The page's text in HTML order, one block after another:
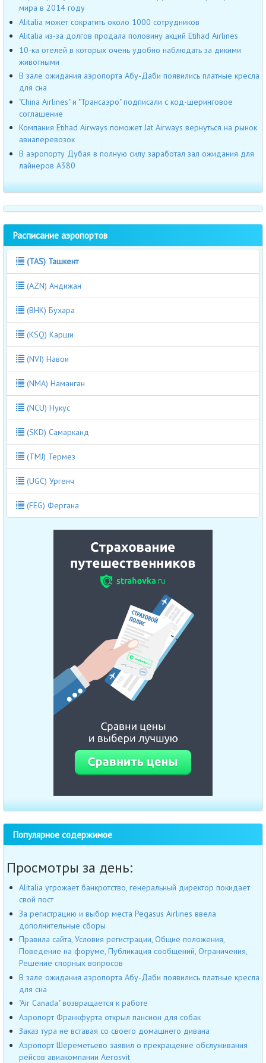
мира в 2014 году
Alitalia может сократить около 1000 сотрудников
Alitalia из-за долгов продала половину акций Etihad Airlines
10-ка отелей в которых очень удобно наблюдать за дикими
животными
В зале ожидания аэропорта Абу-Даби появились платные кресла
для сна
"China Airlines" и "Трансаэро" подписали с код-шеринговое
соглашение
Компания Etihad Airways поможет Jat Airways вернуться на рынок
авиаперевозок
В аэропорту Дубая в полную силу заработал зал ожидания для
лайнеров А380
Расписание аэропортов
(TAS) Ташкент
(AZN) Андижан
(BHK) Бухара
(KSQ) Карши
(NVI) Навои
(NMA) Наманган
(NCU) Нукус
(SKD) Самарканд
(TMJ) Термез
(UGC) Ургенч
(FEG) Фергана
Популярное содержимое
Просмотры за день:
Alitalia угрожает банкротство, генеральный директор покидает
свой пост
За регистрацию и выбор места Pegasus Airlines ввела
дополнительные сборы
Правила сайта, Условия регистрации, Общие положения,
Поведение на форуме, Публикация сообщений, Ограничения,
Решение спорных вопросов
В зале ожидания аэропорта Абу-Даби появились платные кресла
для сна
"Air Canada" возвращается к работе
Аэропорт Франкфурта открыл пансион для собак
Заказ тура не вставая со своего домашнего дивана
Аэропорт Шереметьево заявил о прекращение обслуживания
рейсов авиакомпании Aerosvit